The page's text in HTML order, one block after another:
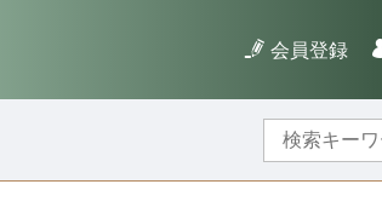
会員登録